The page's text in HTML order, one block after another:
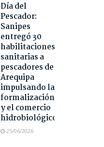
Día del
Pescador:
Sanipes
entregó 30
habilitaciones
sanitarias a
pescadores de
Arequipa
impulsando la
formalización
y el comercio
hidrobiológico
25/06/2026